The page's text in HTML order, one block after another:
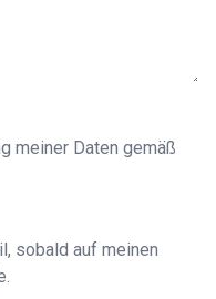
meiner Daten gemäß
sobald auf meinen